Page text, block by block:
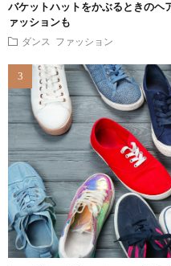
バケットハットをかぶるときの
ァッションも
ダンス ファッション